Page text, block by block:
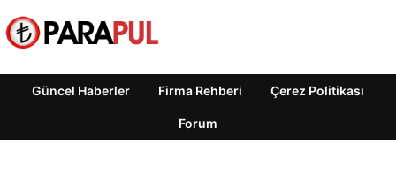
Güncel Haberler Firma Rehberi Çerez Politikası
Forum